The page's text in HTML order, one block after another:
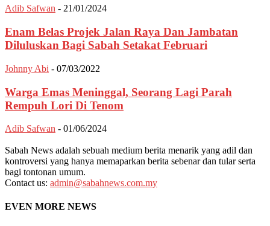
Adib Safwan - 21/01/2024
Enam Belas Projek Jalan Raya Dan Jambatan
Diluluskan Bagi Sabah Setakat Februari
Johnny Abi - 07/03/2022
Warga Emas Meninggal, Seorang Lagi Parah
Rempuh Lori Di Tenom
Adib Safwan - 01/06/2024
Sabah News adalah sebuah medium berita menarik yang adil dan
kontroversi yang hanya memaparkan berita sebenar dan tular serta
bagi tontonan umum.
Contact us: admin@sabahnews.com.my
EVEN MORE NEWS